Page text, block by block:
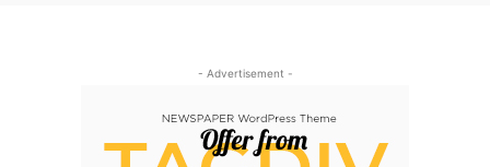
- Advertisement -